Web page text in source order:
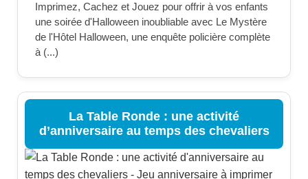
Imprimez, Cachez et Jouez pour offrir à vos enfants
une soirée d'Halloween inoubliable avec Le Mystère
de l'Hôtel Halloween, une enquête policière complète
à (...)
La Table Ronde : une activité
d’anniversaire au temps des chevaliers